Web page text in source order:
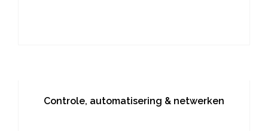
Controle, automatisering & netwerken